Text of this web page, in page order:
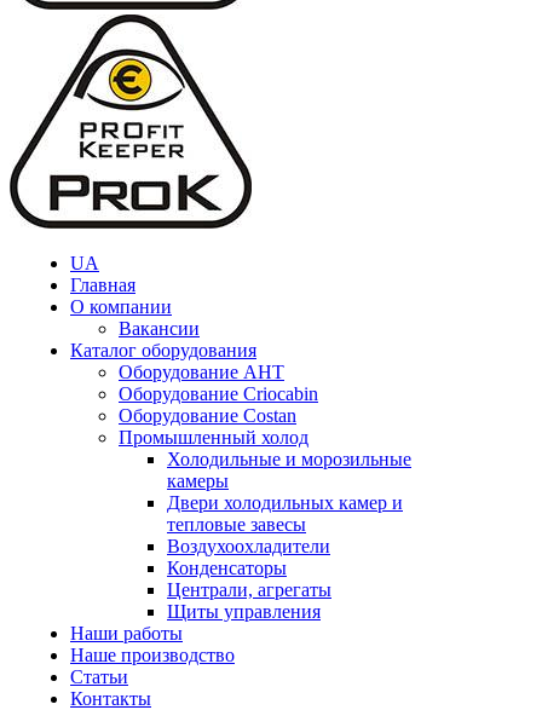
UA
Главная
О компании
Вакансии
Каталог оборудования
Оборудование AHT
Оборудование Criocabin
Оборудование Costan
Промышленный холод
Холодильные и морозильные
камеры
Двери холодильных камер и
тепловые завесы
Воздухоохладители
Конденсаторы
Централи, агрегаты
Щиты управления
Наши работы
Наше производство
Статьи
Контакты